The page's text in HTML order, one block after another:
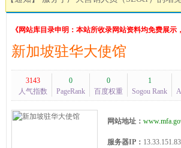
《网站库目录申明：本站所收录网站资料均免费展
新加坡驻华大使馆
3143
人气指数
0
PageRank
0
百度权重
1
Sogou Rank
网站地址：
服务器IP： 13.33.151.83